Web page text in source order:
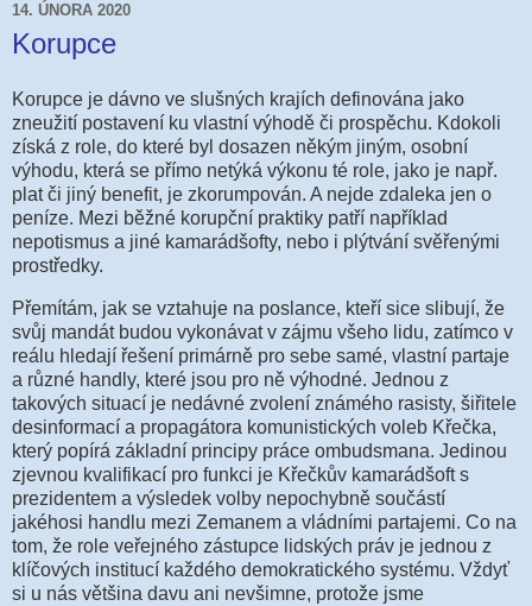
14. ÚNORA 2020
Korupce
Korupce je dávno ve slušných krajích definována jako
zneužití postavení ku vlastní výhodě či prospěchu. Kdokoli
získá z role, do které byl dosazen někým jiným, osobní
výhodu, která se přímo netýká výkonu té role, jako je např.
plat či jiný benefit, je zkorumpován. A nejde zdaleka jen o
peníze. Mezi běžné korupční praktiky patří například
nepotismus a jiné kamarádšofty, nebo i plýtvání svěřenými
prostředky.
Přemítám, jak se vztahuje na poslance, kteří sice slibují, že
svůj mandát budou vykonávat v zájmu všeho lidu, zatímco v
reálu hledají řešení primárně pro sebe samé, vlastní partaje
a různé handly, které jsou pro ně výhodné. Jednou z
takových situací je nedávné zvolení známého rasisty, šiřitele
desinformací a propagátora komunistických voleb Křečka,
který popírá základní principy práce ombudsmana. Jedinou
zjevnou kvalifikací pro funkci je Křečkův kamarádšoft s
prezidentem a výsledek volby nepochybně součástí
jakéhosi handlu mezi Zemanem a vládními partajemi. Co na
tom, že role veřejného zástupce lidských práv je jednou z
klíčových institucí každého demokratického systému. Vždyť
si u nás většina davu ani nevšimne, protože jsme